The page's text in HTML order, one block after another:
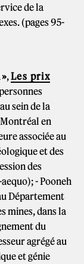
de la
(pages 95-
,Les prix
sein de la
en
associée au
et des
des
- Pooneh
Département
mines, dans la
du
agrégé au
et génie